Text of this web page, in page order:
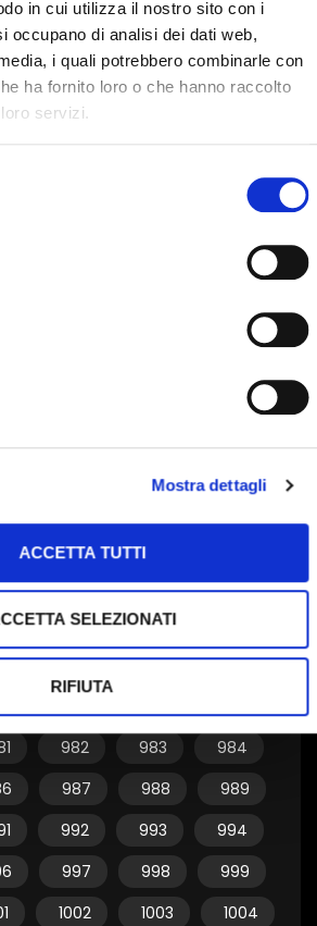
in cui utilizza il nostro sito con i
occupano di analisi dei dati web,
i quali potrebbero combinarle con
ha fornito loro o che hanno raccolto
servizi.
Mostra dettagli
ACCETTA TUTTI
SELEZIONATI
RIFIUTA
897 898
899
902 903
904
957 958
962 963
964
967 968
972 973
974
982 983
984
987 988
989
992 993
994
997 998
999
1002 1003
1004